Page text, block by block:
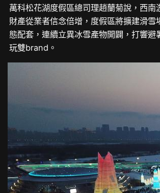
萬科松花湖度假區總司理趙蘭菊說，西南
財產從業者信念倍增，度假區將擴建滑雪
態配套，連續立異冰雪產物開闢，打響避
玩雙brand。